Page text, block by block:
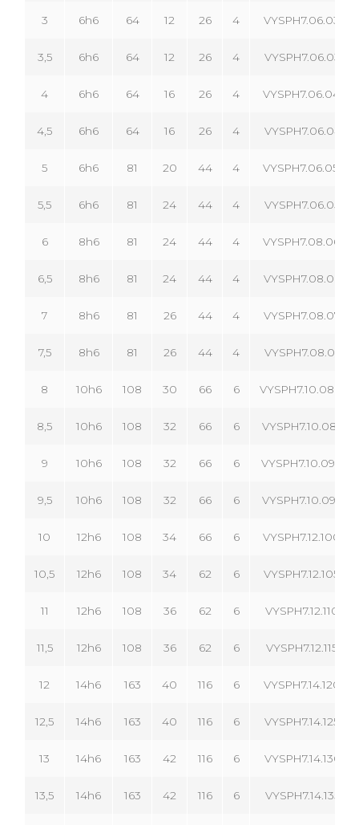
3 6h6 64 12 26 4
3,5 6h6 64 12 26 4
4 6h6 64 16 26 4
4,5 6h6 64 16 26 4
5 6h6 81 20 44 4
5,5 6h6 81 24 44 4
6 8h6 81 24 44 4
6,5 8h6 81 24 44 4
7 8h6 81 26 44 4
7,5 8h6 81 26 44 4
8 10h6 108 30 66 6
8,5 10h6 108 32 66 6
9 10h6 108 32 66 6
9,5 10h6 108 32 66 6
10 12h6 108 34 66 6
10,5 12h6 108 34 62 6
11 12h6 108 36 62 6
11,5 12h6 108 36 62 6
12 14h6 163 40 116 6
12,5 14h6 163 40 116 6
13 14h6 163 42 116 6
13,5 14h6 163 42 116 6